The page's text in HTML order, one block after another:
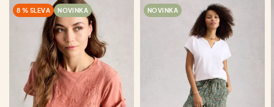
8 % SLEVA NOVINKA NOVINKA